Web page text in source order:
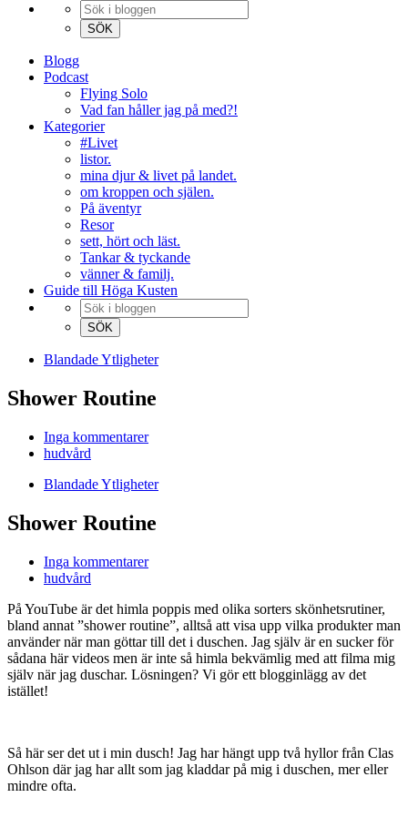
Blogg
Podcast
Flying Solo
Vad fan håller jag på med?!
Kategorier
#Livet
listor.
mina djur & livet på landet.
om kroppen och själen.
På äventyr
Resor
sett, hört och läst.
Tankar & tyckande
vänner & familj.
Guide till Höga Kusten
Blandade Ytligheter
Shower Routine
Inga kommentarer
hudvård
Blandade Ytligheter
Shower Routine
Inga kommentarer
hudvård
På YouTube är det himla poppis med olika sorters skönhetsrutiner,
bland annat ”shower routine”, alltså att visa upp vilka produkter man
använder när man göttar till det i duschen. Jag själv är en sucker för
sådana här videos men är inte så himla bekvämlig med att filma mig
själv när jag duschar. Lösningen? Vi gör ett blogginlägg av det
istället!
Så här ser det ut i min dusch! Jag har hängt upp två hyllor från Clas
Ohlson där jag har allt som jag kladdar på mig i duschen, mer eller
mindre ofta.